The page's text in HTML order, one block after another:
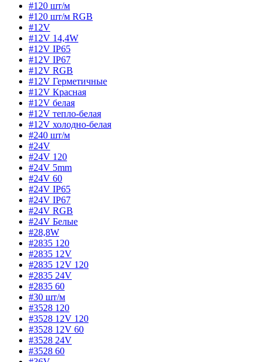
#120 шт/м
#120 шт/м RGB
#12V
#12V 14,4W
#12V IP65
#12V IP67
#12V RGB
#12V Герметичные
#12V Красная
#12V белая
#12V тепло-белая
#12V холодно-белая
#240 шт/м
#24V
#24V 120
#24V 5mm
#24V 60
#24V IP65
#24V IP67
#24V RGB
#24V Белые
#28,8W
#2835 120
#2835 12V
#2835 12V 120
#2835 24V
#2835 60
#30 шт/м
#3528 120
#3528 12V 120
#3528 12V 60
#3528 24V
#3528 60